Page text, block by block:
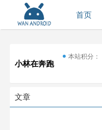
首页
小林在奔跑
本站积分：
文章